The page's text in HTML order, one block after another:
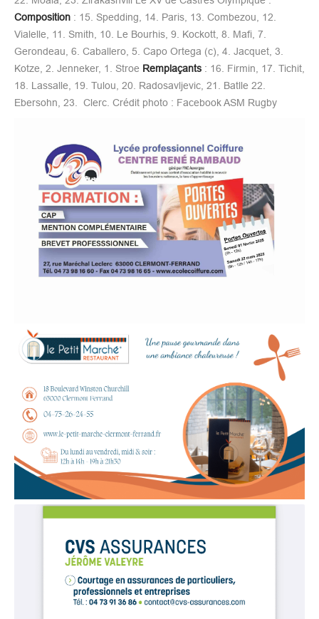
Composition : 15. Spedding, 14. Paris, 13. Combezou, 12.
Vialelle, 11. Smith, 10. Le Bourhis, 9. Kockott, 8. Mafi, 7.
Gerondeau, 6. Caballero, 5. Capo Ortega (c), 4. Jacquet, 3.
Kotze, 2. Jenneker, 1. Stroe Remplaçants : 16. Firmin, 17. Tichit,
18. Lassalle, 19. Tulou, 20. Radosavljevic, 21. Batlle 22.
Ebersohn, 23. Clerc. Crédit photo : Facebook ASM Rugby